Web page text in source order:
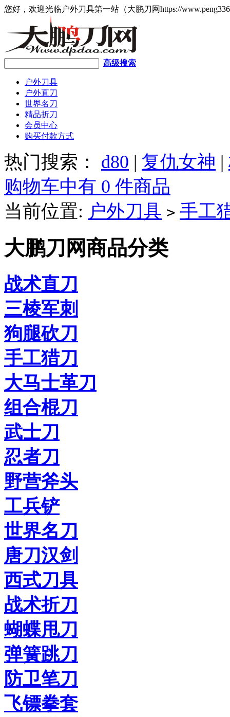
您好，欢迎光临户外刀具第一站（大鹏刀网https://
高级搜索
户外刀具
户外直刀
世界名刀
精品折刀
会员中心
购买付款方式
热门搜索： d80 | 复仇女神 |
购物车中有 0 件商品
当前位置: 户外刀具 > 手工
大鹏刀网商品分类
战术直刀
三棱军刺
狗腿砍刀
手工猎刀
大马士革刀
组合棍刀
武士刀
忍者刀
野营斧头
工兵铲
世界名刀
唐刀汉剑
西式刀具
战术折刀
蝴蝶甩刀
弹簧跳刀
防卫笔刀
飞镖拳套